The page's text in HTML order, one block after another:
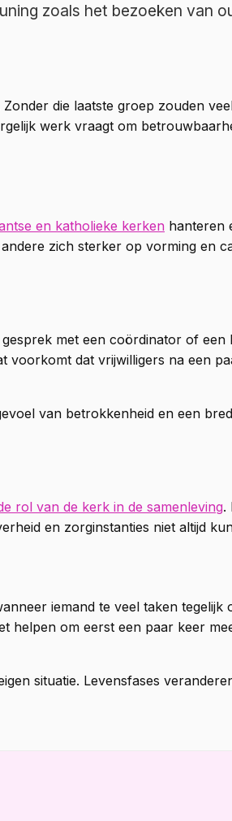
zoals het bezoeken van
die laatste groep zouden
werk vraagt om
en katholieke kerken hanteren
zich sterker op vorming en
met een coördinator of een
voorkomt dat vrijwilligers na een
van betrokkenheid en een
rol van de kerk in de samenleving.
en zorginstanties niet altijd
iemand te veel taken
helpen om eerst een paar keer
situatie. Levensfases